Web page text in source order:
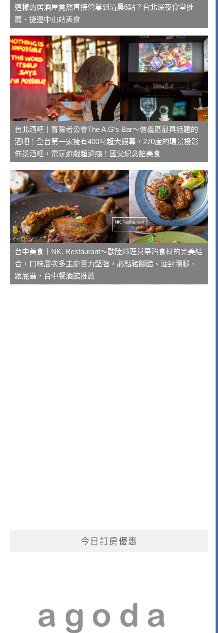
這樣的居酒屋竟然直接營業到清晨6點？台北深夜食堂推
薦、捷運中山站美食
台北酒吧｜冒險者公會The A.G’s Bar～信義區最具話題的
酒吧！全台第一家擁有400吋超大銀幕，270度的環景投影
佈景酒吧，電玩遊戲超過癮！國父紀念館美食
台中美食｜NK. Restaurant～歐陸料理與臺灣食材的完美結
合，口味層次多主廚實力堅強，必點豬腳醋、油封鴨腿、
跟屁蟲，台中餐酒館推薦
今日訂房優惠